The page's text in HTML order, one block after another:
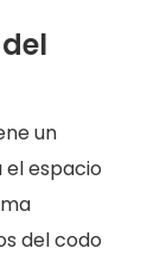
un
el espacio
del codo